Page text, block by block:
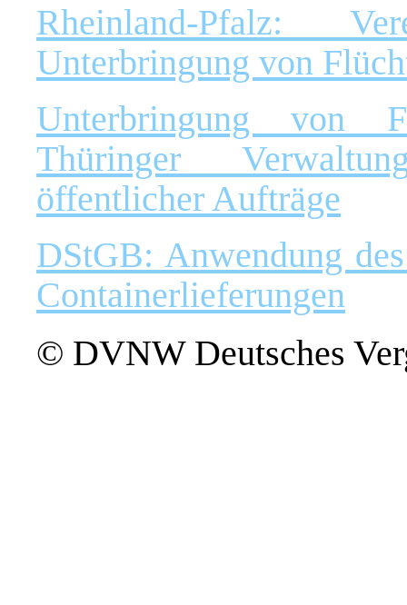
Rheinland-Pfalz:
Unterbringung von
Unterbringung von
Thüringer
öffentlicher Aufträge
DStGB: Anwendung
Containerlieferungen